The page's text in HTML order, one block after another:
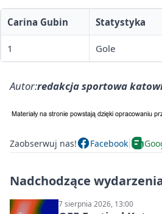
Carina Gubin Statystyka
1 Gole
Autor:redakcja sportowa
Zaobserwuj nas! Facebook
Nadchodzące
7 sierpnia 2026, 13:00